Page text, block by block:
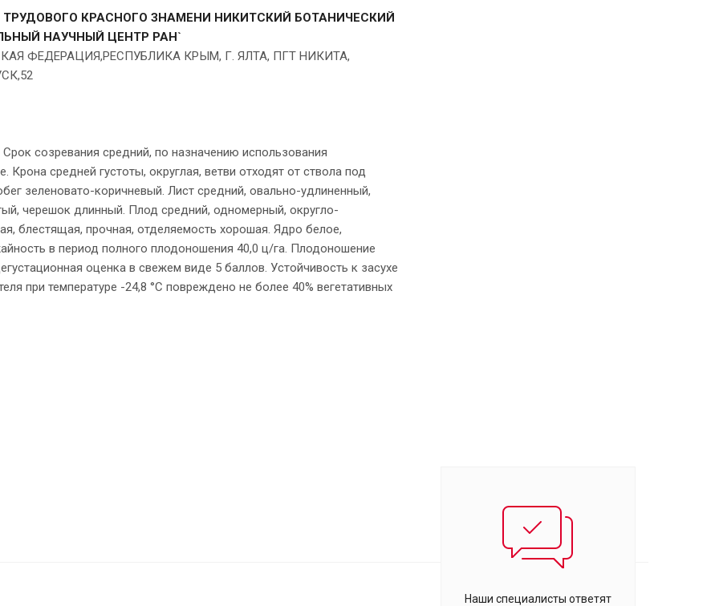
ТРУДОВОГО КРАСНОГО ЗНАМЕНИ НИКИТСКИЙ БОТАНИЧЕСКИЙ
НАУЧНЫЙ ЦЕНТР РАН`
ФЕДЕРАЦИЯ,РЕСПУБЛИКА КРЫМ, Г. ЯЛТА, ПГТ НИКИТА,
созревания средний, по назначению использования
средней густоты, округлая, ветви отходят от ствола под
зеленовато-коричневый. Лист средний, овально-удлиненный,
черешок длинный. Плод средний, одномерный, округло-
блестящая, прочная, отделяемость хорошая. Ядро белое,
в период полного плодоношения 40,0 ц/га. Плодоношение
оценка в свежем виде 5 баллов. Устойчивость к засухе
при температуре -24,8 °С повреждено не более 40% вегетативных
Наши специалисты ответят